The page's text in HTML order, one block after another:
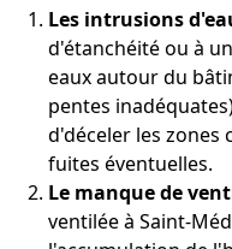
Les intrusions
d'étanchéité ou à
eaux autour du
pentes
d'déceler les zones
fuites éventuelles.
Le manque de
ventilée à Saint-